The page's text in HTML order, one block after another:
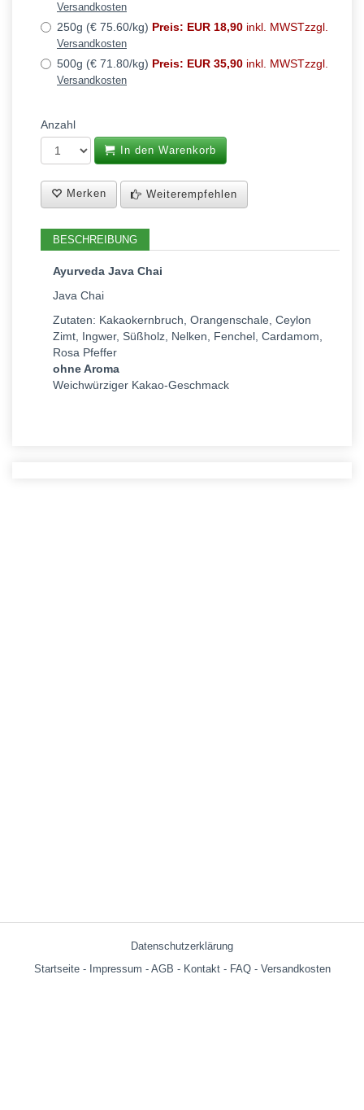
Versandkosten
250g (€ 75.60/kg) Preis: EUR 18,90 inkl. MWSTzzgl.
Versandkosten
500g (€ 71.80/kg) Preis: EUR 35,90 inkl. MWSTzzgl.
Versandkosten
Anzahl
In den Warenkorb
Merken Weiterempfehlen
BESCHREIBUNG
Ayurveda Java Chai
Java Chai
Zutaten: Kakaokernbruch, Orangenschale, Ceylon
Zimt, Ingwer, Süßholz, Nelken, Fenchel, Cardamom,
Rosa Pfeffer
ohne Aroma
Weichwürziger Kakao-Geschmack
Datenschutzerklärung
Startseite- Impressum - AGB - Kontakt- FAQ- Versandkosten